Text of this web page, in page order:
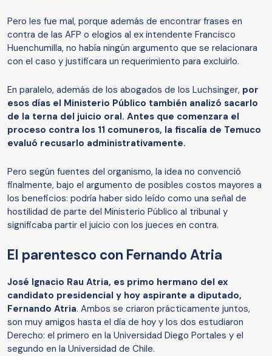
Pero les fue mal, porque además de encontrar frases en
contra de las AFP o elogios al ex intendente Francisco
Huenchumilla, no había ningún argumento que se relacionara
con el caso y justificara un requerimiento para excluirlo.
En paralelo, además de los abogados de los Luchsinger, por
esos días el Ministerio Público también analizó sacarlo
de la terna del juicio oral. Antes que comenzara el
proceso contra los 11 comuneros, la fiscalía de Temuco
evaluó recusarlo administrativamente.
Pero según fuentes del organismo, la idea no convenció
finalmente, bajo el argumento de posibles costos mayores a
los beneficios: podría haber sido leído como una señal de
hostilidad de parte del Ministerio Público al tribunal y
significaba partir el juicio con los jueces en contra.
El parentesco con Fernando Atria
José Ignacio Rau Atria, es primo hermano del ex
candidato presidencial y hoy aspirante a diputado,
Fernando Atria. Ambos se criaron prácticamente juntos,
son muy amigos hasta el día de hoy y los dos estudiaron
Derecho: el primero en la Universidad Diego Portales y el
segundo en la Universidad de Chile.